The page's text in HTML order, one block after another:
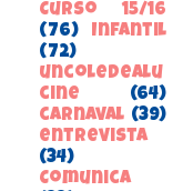
Curso 15/16
(76)
Infantil
(72)
uncoledealu
cine
(64)
carnaval (39)
entrevista
(34)
ComunicA